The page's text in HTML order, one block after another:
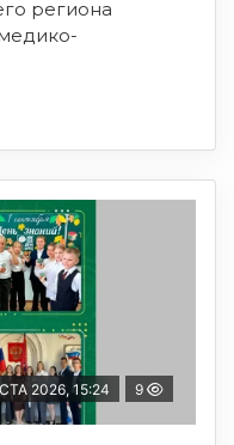
региона
2026, 15:24 9